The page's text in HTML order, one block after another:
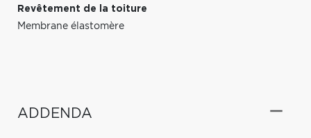
Revêtement de la toiture
Membrane élastomère
ADDENDA